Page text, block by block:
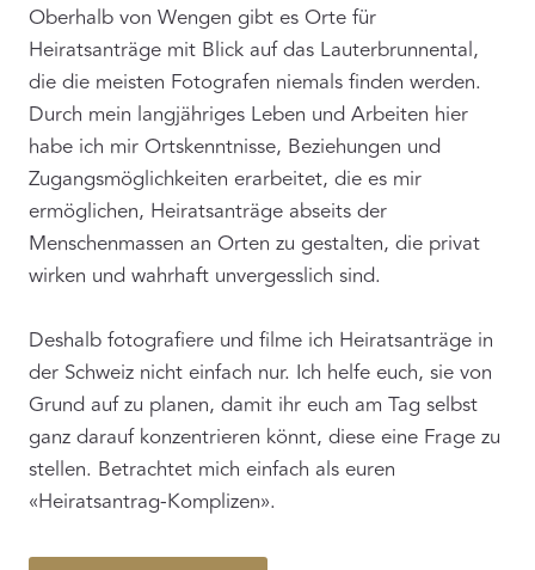
Oberhalb von Wengen gibt es Orte für
Heiratsanträge mit Blick auf das Lauterbrunnental,
die die meisten Fotografen niemals finden werden.
Durch mein langjähriges Leben und Arbeiten hier
habe ich mir Ortskenntnisse, Beziehungen und
Zugangsmöglichkeiten erarbeitet, die es mir
ermöglichen, Heiratsanträge abseits der
Menschenmassen an Orten zu gestalten, die privat
wirken und wahrhaft unvergesslich sind.
Deshalb fotografiere und filme ich Heiratsanträge in
der Schweiz nicht einfach nur. Ich helfe euch, sie von
Grund auf zu planen, damit ihr euch am Tag selbst
ganz darauf konzentrieren könnt, diese eine Frage zu
stellen. Betrachtet mich einfach als euren
«Heiratsantrag-Komplizen».